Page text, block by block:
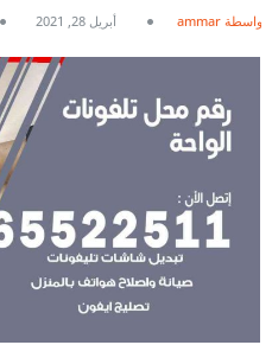
بواسطة ammar أبريل 28, 2021